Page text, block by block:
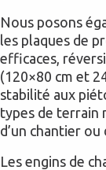
Nous posons
les plaques de
efficaces,
(120×80 cm et
stabilité aux
types de terrain
d’un chantier
Les engins de